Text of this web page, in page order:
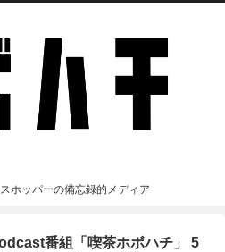
ホッパーの備忘録的メディア
番組「喫茶ホボハチ」 5